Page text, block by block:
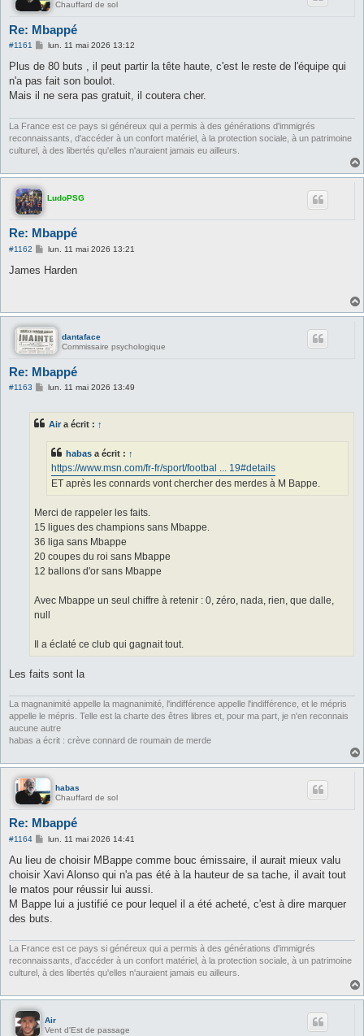
Chauffard de sol
Re: Mbappé
#1161
M
s
a
g
lun. 11 mai 2026 13:12
Plus de 80 buts , il peut partir la tête haute, c'est le reste de l'équipe qui
n'a pas fait son boulot.
Mais il ne sera pas gratuit, il coutera cher.
La France est ce pays si généreux qui a permis à des générations d'immigrés
reconnaissants, d'accéder à un confort matériel, à la protection sociale, à un patrimoine
culturel, à des libertés qu'elles n'auraient jamais eu ailleurs.
LudoPSG
Re: Mbappé
#1162
M
s
lun. 11 mai 2026 13:21
James Harden
dantaface
Commissaire psychologique
Re: Mbappé
#1163
M
a
lun. 11 mai 2026 13:49
Air a écrit : ↑
habas a écrit : ↑
https://www.msn.com/fr-fr/sport/footbal ... 19#details
ET après les connards vont chercher des merdes à M Bappe.
Merci de rappeler les faits.
15 ligues des champions sans Mbappe.
36 liga sans Mbappe
20 coupes du roi sans Mbappe
12 ballons d'or sans Mbappe
Avec Mbappe un seul chiffre à retenir : 0, zéro, nada, rien, que dalle,
null
Il a éclaté ce club qui gagnait tout.
Les faits sont la
La magnanimité appelle la magnanimité, l'indifférence appelle l'indifférence, et le mépris
appelle le mépris. Telle est la charte des êtres libres et, pour ma part, je n'en reconnais
aucune autre
habas a écrit : crève connard de roumain de merde
habas
Chauffard de sol
Re: Mbappé
#1164
M
s
a
g
lun. 11 mai 2026 14:41
Au lieu de choisir MBappe comme bouc émissaire, il aurait mieux valu
choisir Xavi Alonso qui n'a pas été à la hauteur de sa tache, il avait tout
le matos pour réussir lui aussi.
M Bappe lui a justifié ce pour lequel il a été acheté, c'est à dire marquer
des buts.
La France est ce pays si généreux qui a permis à des générations d'immigrés
reconnaissants, d'accéder à un confort matériel, à la protection sociale, à un patrimoine
culturel, à des libertés qu'elles n'auraient jamais eu ailleurs.
Air
Vent d'Est de passage